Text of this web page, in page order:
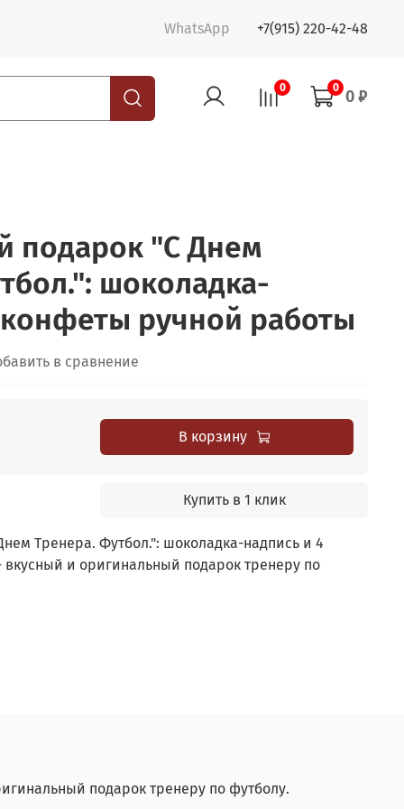
WhatsApp +7(915) 220-42-48
0 0 0 ₽
подарок "С Днем
шоколадка-
ручной работы
в сравнение
В корзину
Купить в 1 клик
Тренера. Футбол.": шоколадка-надпись и 4
и оригинальный подарок тренеру по
подарок тренеру по футболу.